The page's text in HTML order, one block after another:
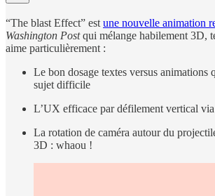
“The blast Effect” est une nouvelle animation
Washington Postqui mélange habilement 3D,
aime particulièrement :
Le bon dosage textes versus animations
sujet difficile
L’UX efficace par défilement vertical via
La rotation de caméra autour du
3D : whaou !